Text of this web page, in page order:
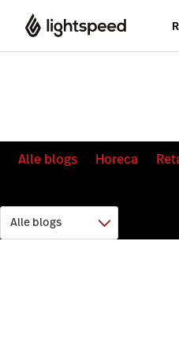
Alle blogs Horeca